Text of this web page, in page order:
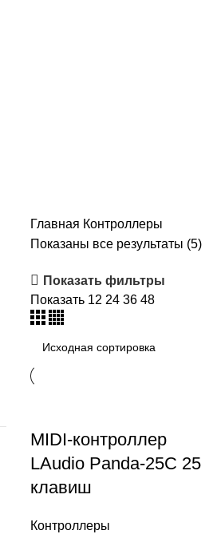
Главная Контроллеры
Показаны все результаты (5)
Показать фильтры
Показать 12 24 36 48
MIDI-контроллер
LAudio Panda-25C 25
клавиш
Контроллеры